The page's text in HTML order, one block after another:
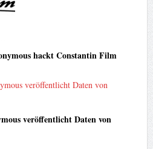
hackt Constantin Film
veröffentlicht Daten von